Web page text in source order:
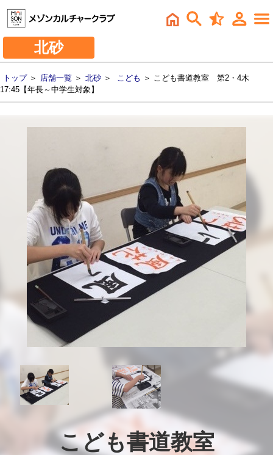
北砂
トップ＞ 店舗一覧 ＞ 北砂 ＞ こども ＞ こども書道教室 第2・4木
17:45【年長～中学生対象】
こども書道教室